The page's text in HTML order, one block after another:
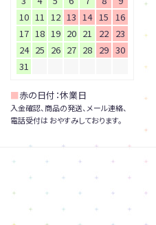
10 11 12 13 14 15
16
17 18 19 20 21 22 23
24 25 26 27 28 29 30
31
■赤の日付：休業日
入金確認、商品の発送、メール連絡、
電話受付は おやすみしております。